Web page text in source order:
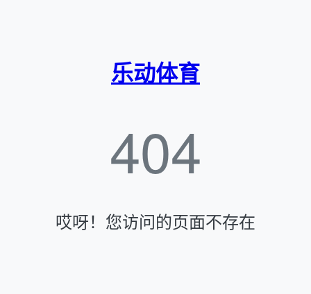
乐动体育
404
哎呀！您访问的页面不存在